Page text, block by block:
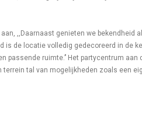
,,Daarnaast genieten we bekendheid
is de locatie volledig gedecoreerd in de
ruimte.’’ Het partycentrum aan
tal van mogelijkheden zoals een